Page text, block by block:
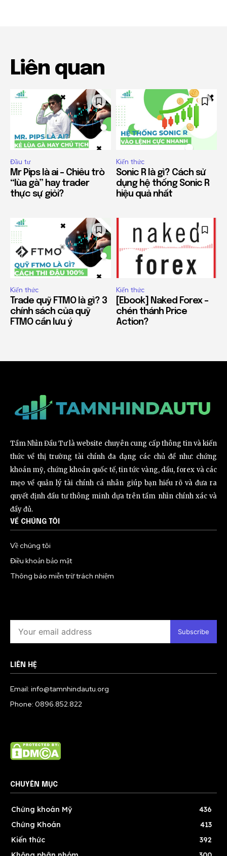
Liên quan
Đầu tư
Mr Pips là ai – Chiêu trò
“lùa gà” hay trader
thực sự giỏi?
Kiến thức
Sonic R là gì? Cách sử
dụng hệ thống Sonic R
hiệu quả nhất
Kiến thức
Trade quỹ FTMO là gì? 3
chính sách của quỹ
FTMO cần lưu ý
Kiến thức
[Ebook] Naked Forex –
chén thánh Price
Action?
Tầm Nhìn Đầu Tư là website chuyên cung cấp thông tin và kiến
thức về thị trường tài chính đa dạng các chủ đề như: chứng
khoán mỹ, chứng khoán quốc tế, tin tức vàng, dầu, forex và các
mẹo về quản lý tài chính cá nhân giúp bạn hiểu rõ và đưa ra
quyết định đầu tư thông minh dựa trên tầm nhìn chính xác và
đầy đủ.
VỀ CHÚNG TÔI
Về chúng tôi
Điều khoản bảo mật
Thông báo miễn trừ trách nhiệm
Subscribe
LIÊN HỆ
Email: info@tamnhindautu.org
Phone: 0896.852.822
CHUYÊN MỤC
Chứng khoán Mỹ
436
Chứng Khoán
413
Kiến thức
392